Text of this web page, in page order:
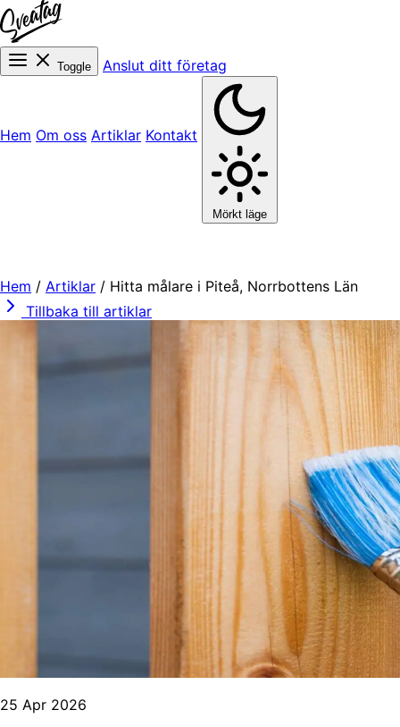
Toggle Anslut ditt företag
Hem Om oss Artiklar Kontakt
Mörkt läge
Hem / Artiklar / Hitta målare i Piteå, Norrbottens Län
Tillbaka till artiklar
25 Apr 2026